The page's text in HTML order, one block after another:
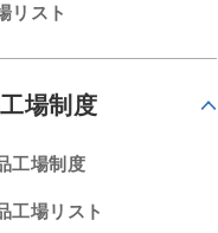
リスト
場制度
工場制度
工場リスト